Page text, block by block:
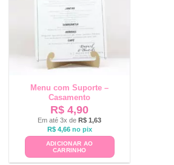
Menu com Suporte –
Casamento
R$ 4,90
Em até 3x de R$ 1,63
R$4,66 no pix
ADICIONAR AO
CARRINHO